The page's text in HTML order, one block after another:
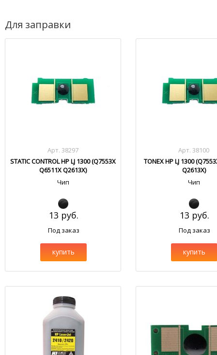
Для заправки
Арт. 38297
STATIC CONTROL HP LJ 1300 (Q7553X
Q6511X Q2613X)
Чип
13 руб.
Под заказ
купить
Арт. 38100
TONEX HP LJ 1300
Q2613X)
Чип
13 руб.
Под заказ
купить